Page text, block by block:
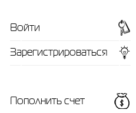
Войти
Зарегистрироваться
Пополнить счет